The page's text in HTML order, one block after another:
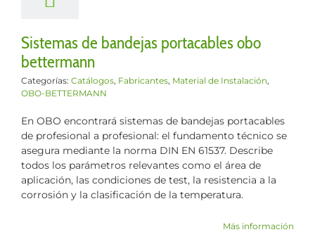
Sistemas de bandejas portacables obo
bettermann
Categorías: Catálogos, Fabricantes, Material de Instalación,
OBO-BETTERMANN
En OBO encontrará sistemas de bandejas portacables
de profesional a profesional: el fundamento técnico se
asegura mediante la norma DIN EN 61537. Describe
todos los parámetros relevantes como el área de
aplicación, las condiciones de test, la resistencia a la
corrosión y la clasificación de la temperatura.
Más información